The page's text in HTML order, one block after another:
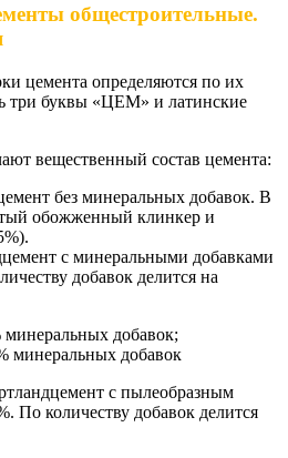
общестроительные.
цемента определяются по их
три буквы «ЦЕМ» и латинские
вещественный состав цемента:
без минеральных добавок. В
обожженный клинкер и
с минеральными добавками
добавок делится на
добавок;
минеральных добавок
с пылеобразным
По количеству добавок делится